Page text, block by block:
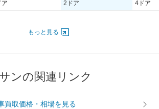
ア 2ドア 4ドア
もっと見る
ンの関連リンク
買取価格・相場を見る